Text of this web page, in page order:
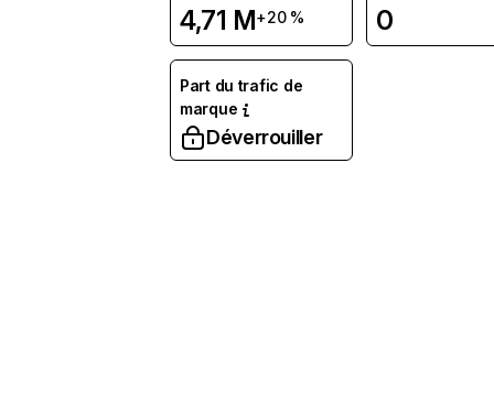
4,71 M+20 % 0
Part du trafic de
marque
Déverrouiller